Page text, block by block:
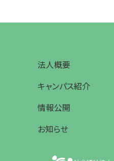
法人概要
キャンパス紹介
情報公開
お知らせ